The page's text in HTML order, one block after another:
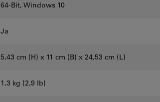
64-Bit, Windows 10
Ja
5,43 cm (H) x 11 cm (B) x 24,53 cm (L)
1,3 kg (2,9 lb)